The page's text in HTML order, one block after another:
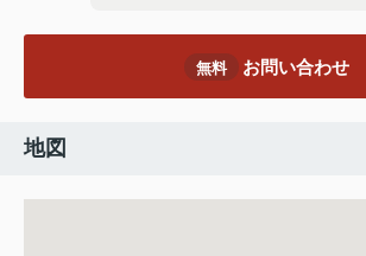
無料 お問い合わせ
地図